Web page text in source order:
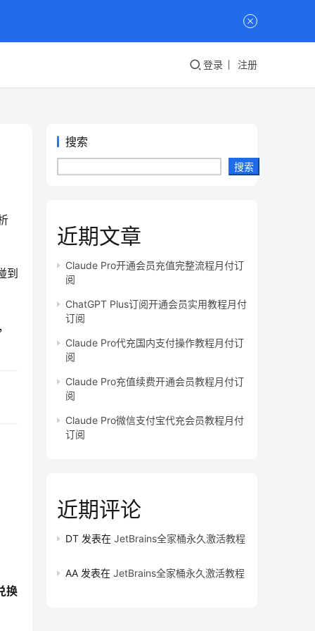
登录 注册
到
换
搜索
搜索
近期文章
Claude Pro开通会员充值完整流程月付订
阅
ChatGPT Plus订阅开通会员实用教程月付
订阅
Claude Pro代充国内支付操作教程月付订
阅
Claude Pro充值续费开通会员教程月付订
阅
Claude Pro微信支付宝代充会员教程月付
订阅
近期评论
DT 发表在 JetBrains全家桶永久激活教程
AA 发表在 JetBrains全家桶永久激活教程